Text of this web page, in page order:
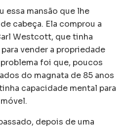
essa mansão que lhe
cabeça. Ela comprou a
Westcott, que tinha
vender a propriedade
foi que, poucos
do magnata de 85 anos
capacidade mental para
depois de uma